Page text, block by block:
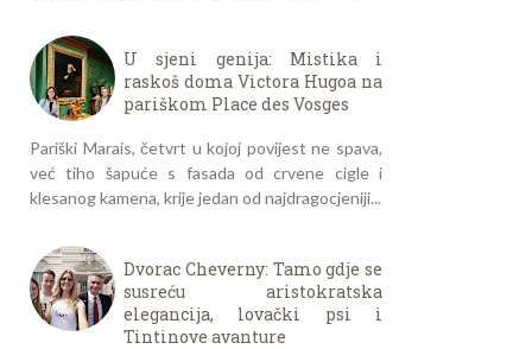
U sjeni genija: Mistika i
raskoš doma Victora Hugoa na
pariškom Place des Vosges
Pariški Marais, četvrt u kojoj povijest ne spava,
već tiho šapuće s fasada od crvene cigle i
klesanog kamena, krije jedan od najdragocjeniji...
Dvorac Cheverny: Tamo gdje se
susreću aristokratska
elegancija, lovački psi i
Tintinove avanture